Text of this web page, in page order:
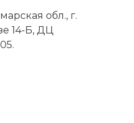
обл., г.
14-Б, ДЦ